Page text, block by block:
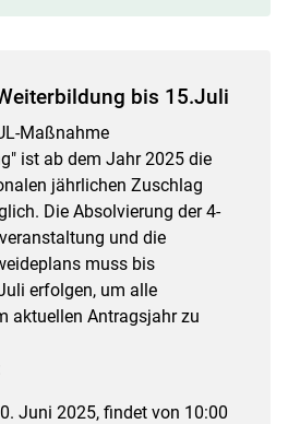
bis 15.Juli
Maßnahme
ist ab dem Jahr 2025 die
jährlichen Zuschlag
Die Absolvierung der 4-
und die
muss bis
erfolgen, um alle
aktuellen Antragsjahr zu
Juni 2025, findet von 10:00